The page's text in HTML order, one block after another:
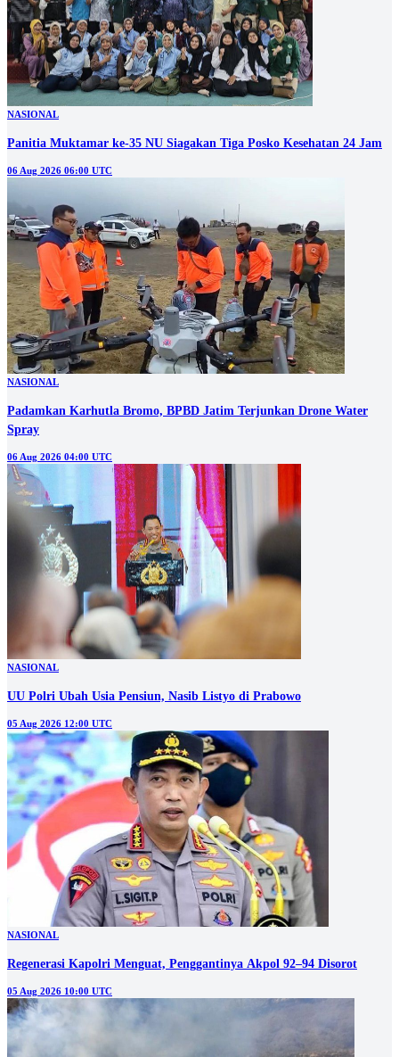
NASIONAL
Panitia Muktamar ke-35 NU Siagakan Tiga Posko Kesehatan 24 Jam
06 Aug 2026 06:00 UTC
NASIONAL
Padamkan Karhutla Bromo, BPBD Jatim Terjunkan Drone Water
Spray
06 Aug 2026 04:00 UTC
NASIONAL
UU Polri Ubah Usia Pensiun, Nasib Listyo di Prabowo
05 Aug 2026 12:00 UTC
NASIONAL
Regenerasi Kapolri Menguat, Penggantinya Akpol 92–94 Disorot
05 Aug 2026 10:00 UTC